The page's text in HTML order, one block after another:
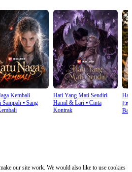
Kembali
Sampah⦁ Sang
Hati Yang Mati Sendiri
Hamil & Lari⦁ Cinta
Kontrak
our site work. We would also like to use cookies